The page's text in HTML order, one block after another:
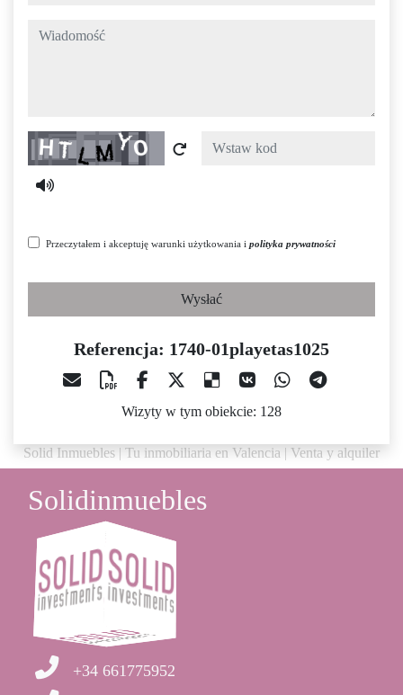
wiadomość
Captcha
Przeczytałem i akceptuję warunki użytkowania i polityka prywatności
Wysłać
Referencja: 1740-01playetas1025
Wizyty w tym obiekcie: 128
Solid Inmuebles | Tu inmobiliaria en Valencia | Venta y alquiler
Solidinmuebles
+34 661775952